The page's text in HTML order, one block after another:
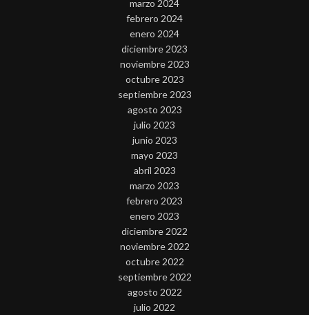
marzo 2024
febrero 2024
enero 2024
diciembre 2023
noviembre 2023
octubre 2023
septiembre 2023
agosto 2023
julio 2023
junio 2023
mayo 2023
abril 2023
marzo 2023
febrero 2023
enero 2023
diciembre 2022
noviembre 2022
octubre 2022
septiembre 2022
agosto 2022
julio 2022